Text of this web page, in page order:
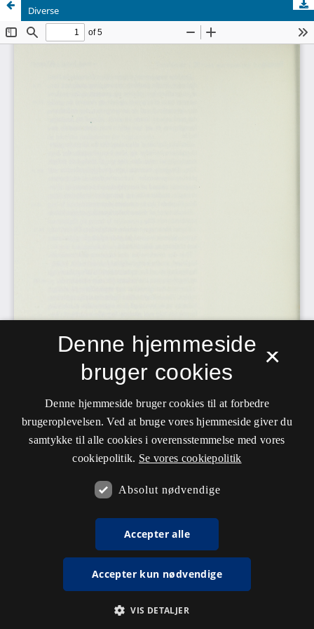
Diverse
×
Denne hjemmeside
bruger cookies
Denne hjemmeside bruger cookies til at forbedre
brugeroplevelsen. Ved at bruge vores hjemmeside giver du
samtykke til alle cookies i overensstemmelse med vores
cookiepolitik. Se vores cookiepolitik
Absolut nødvendige
Accepter alle
Accepter kun nødvendige
VIS DETALJER